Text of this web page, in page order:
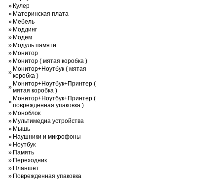
» Кулер
» Материнская плата
» Мебель
» Моддинг
» Модем
» Модуль памяти
» Монитор
» Монитор ( мятая коробка )
» Монитор+Ноутбук ( мятая
коробка )
» Монитор+Ноутбук+Принтер (
мятая коробка )
» Монитор+Ноутбук+Принтер (
поврежденная упаковка )
» Моноблок
» Мультимедиа устройства
» Мышь
» Наушники и микрофоны
» Ноутбук
» Память
» Переходник
» Планшет
» Поврежденная упаковка